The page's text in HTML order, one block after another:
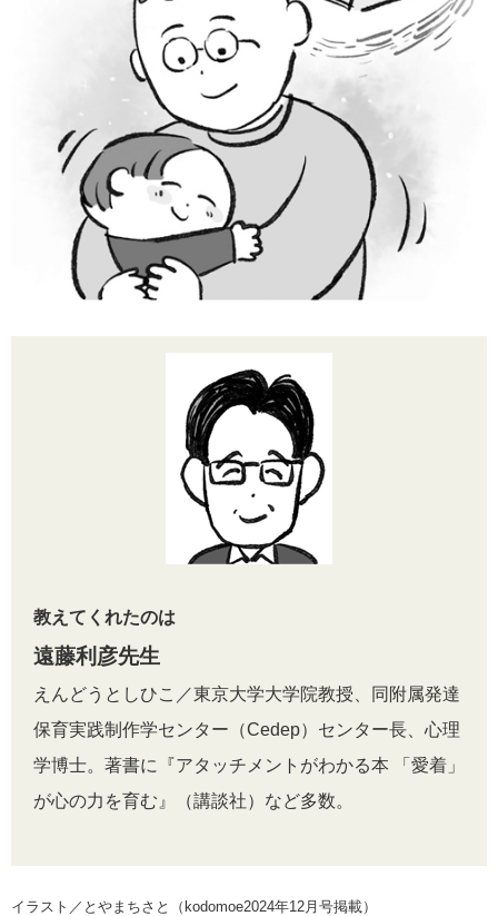
教えてくれたのは
遠藤利彦先生
えんどうとしひこ／東京大学大学院教授、同附属発達
保育実践制作学センター（Cedep）センター長、心理
学博士。著書に『アタッチメントがわかる本 「愛着」
が心の力を育む』（講談社）など多数。
イラスト／とやまちさと（kodomoe2024年12月号掲載）